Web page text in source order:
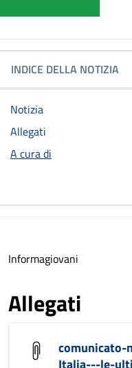
INDICE DELLA NOTIZIA
Notizia
Allegati
A cura di
Informagiovani
Allegati